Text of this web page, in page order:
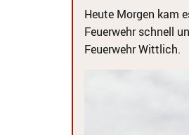
Heute Morgen kam
Feuerwehr schnell
Feuerwehr Wittlich.